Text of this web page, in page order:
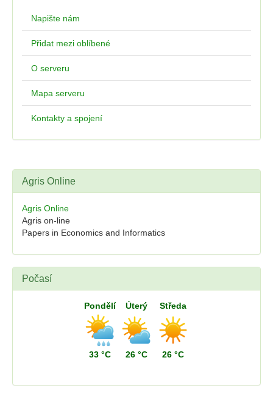
Napište nám
Přidat mezi oblíbené
O serveru
Mapa serveru
Kontakty a spojení
Agris Online
Agris Online
Agris on-line
Papers in Economics and Informatics
Počasí
Pondělí
33 °C
Úterý
26 °C
Středa
26 °C